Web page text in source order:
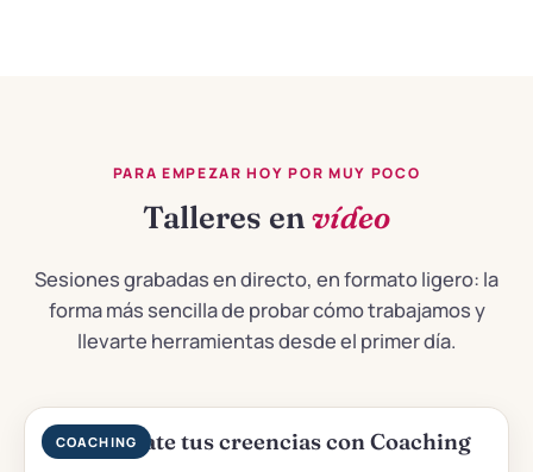
PARA EMPEZAR HOY POR MUY POCO
Talleres envídeo
Sesiones grabadas en directo, en formato ligero: la
forma más sencilla de probar cómo trabajamos y
llevarte herramientas desde el primer día.
COACHING
Cuestiónate tus creencias con Coaching